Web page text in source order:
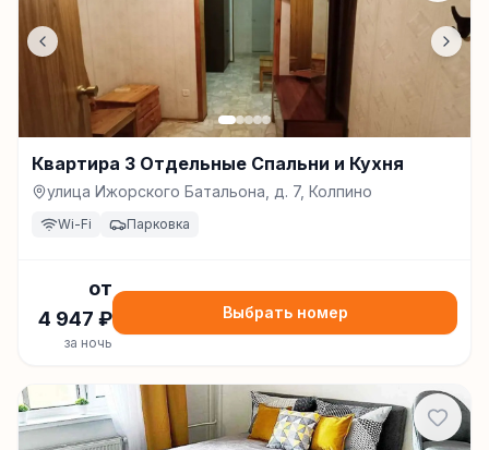
Квартира 3 Отдельные Спальни и Кухня
улица Ижорского Батальона, д. 7, Колпино
Wi-Fi Парковка
от
4 947 ₽
за ночь
Выбрать номер